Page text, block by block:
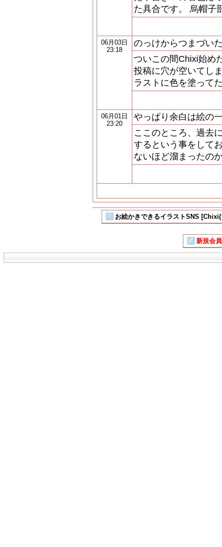
た具合です。 烏帽子
06月03日
23:18
のっけからつまづい
ついこの間Chixi始め
投稿に穴が空いてし
ラストに色を塗って
06月01日
23:20
やっぱり余白は絵の
ここのところ、過去
するという事をして
ないほど溜まったの
お絵かきできるイラストSNS
新規会